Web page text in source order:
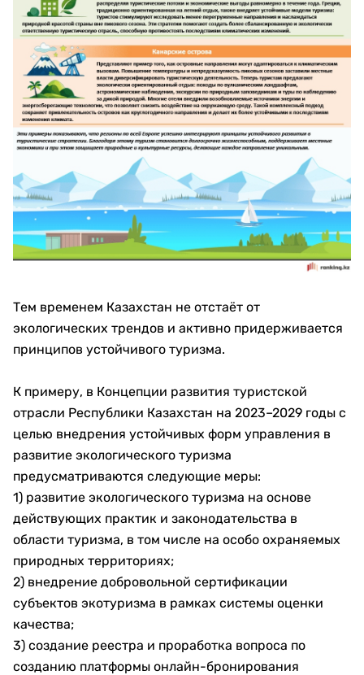
Тем временем Казахстан не отстаёт от
экологических трендов и активно придерживается
принципов устойчивого туризма.
К примеру, в Концепции развития туристской
отрасли Республики Казахстан на 2023–2029 годы с
целью внедрения устойчивых форм управления в
развитие экологического туризма
предусматриваются следующие меры:
1) развитие экологического туризма на основе
действующих практик и законодательства в
области туризма, в том числе на особо охраняемых
природных территориях;
2) внедрение добровольной сертификации
субъектов экотуризма в рамках системы оценки
качества;
3) создание реестра и проработка вопроса по
созданию платформы онлайн-бронирования